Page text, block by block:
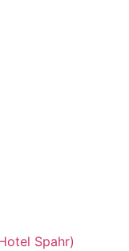
Spahr)